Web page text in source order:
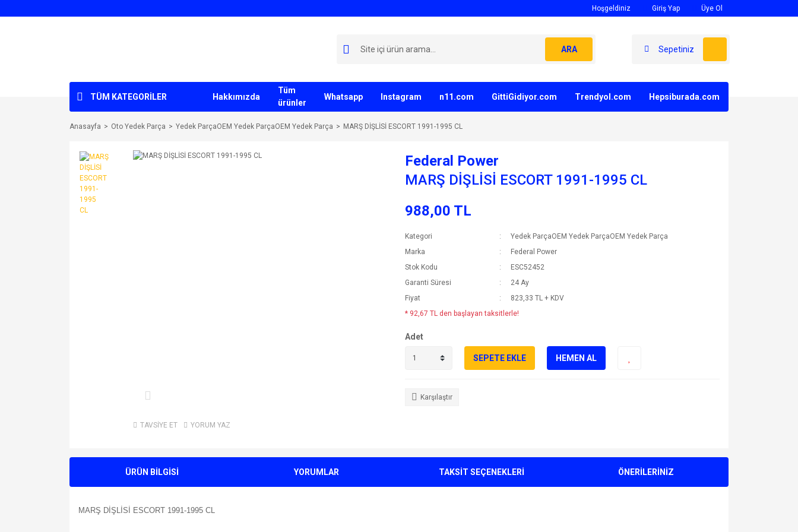
Hoşgeldiniz Giriş Yap Üye Ol
ARA Sepetiniz
TÜM KATEGORİLER Hakkımızda
Tüm
ürünler
Whatsapp Instagram n11.com GittiGidiyor.com Trendyol.com Hepsiburada.com
Anasayfa Oto Yedek Parça Yedek ParçaOEM Yedek ParçaOEM Yedek Parça MARŞ DİŞLİSİ ESCORT 1991-1995 CL
TAVSİYE ET YORUM YAZ
Federal Power
MARŞ DİŞLİSİ ESCORT 1991-1995 CL
988,00 TL
Kategori
Yedek ParçaOEM Yedek ParçaOEM Yedek Parça
Marka
Federal Power
Stok Kodu
ESC52452
Garanti Süresi
24 Ay
Fiyat
823,33 TL + KDV
* 92,67 TL den başlayan taksitlerle!
Adet
SEPETE EKLE HEMEN AL
Karşılaştır
ÜRÜN BİLGİSİ YORUMLAR TAKSİT SEÇENEKLERİ ÖNERİLERİNİZ
MARŞ DİŞLİSİ ESCORT 1991-1995 CL